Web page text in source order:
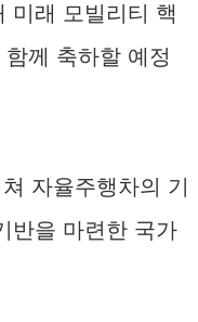
미래 모빌리티 핵
께 축하할 예정
자율주행차의 기
반을 마련한 국가